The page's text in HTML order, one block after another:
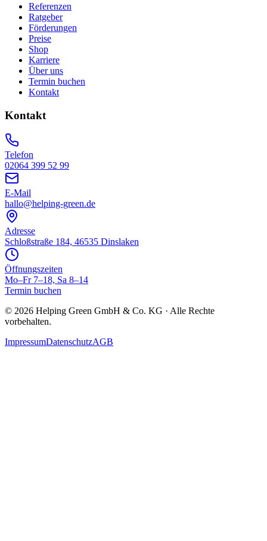
Referenzen
Ratgeber
Förderungen
Preise
Shop
Karriere
Über uns
Termin buchen
Kontakt
Kontakt
Telefon
02064 399 52 99
E-Mail
hallo@helping-green.de
Adresse
Schloßstraße 184, 46535 Dinslaken
Öffnungszeiten
Mo–Fr 7–18, Sa 8–14
Termin buchen
© 2026 Helping Green GmbH & Co. KG · Alle Rechte
vorbehalten.
ImpressumDatenschutzAGB